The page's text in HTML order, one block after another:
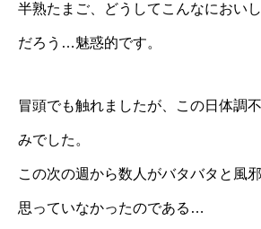
半熟たまご、どうしてこんなにおい
だろう…魅惑的です。
冒頭でも触れましたが、この日体調
みでした。
この次の週から数人がバタバタと風
思っていなかったのである…